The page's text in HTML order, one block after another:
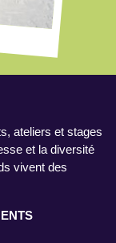
ateliers et stages
et la diversité
vivent des